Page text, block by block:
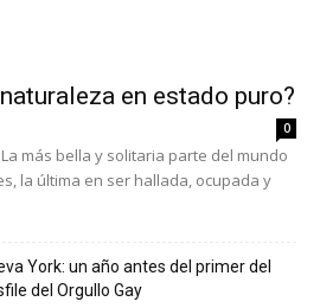
en estado puro?
0
más bella y solitaria parte del mundo
la última en ser hallada, ocupada y
York: un año antes del primer del
del Orgullo Gay